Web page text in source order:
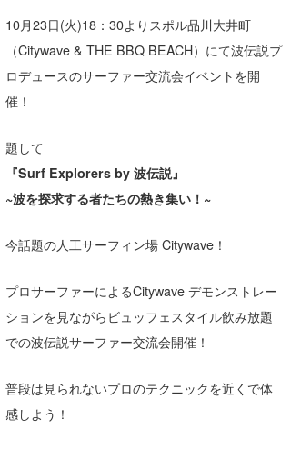
今月のプレゼント
10月23日(火)18：30よりスポル品川大井町
（Citywave & THE BBQ BEACH）にて波伝説プ
ロデュースのサーファー交流会イベントを開
催！
題して
『Surf Explorers by 波伝説』
~波を探求する者たちの熱き集い！~
今話題の人工サーフィン場 Citywave！
プロサーファーによるCitywave デモンストレー
ションを見ながらビュッフェスタイル飲み放題
での波伝説サーファー交流会開催！
普段は見られないプロのテクニックを近くで体
感しよう！
湘南
千葉北
大阪
四国
沖縄
お知らせ
その他
サーファーズ